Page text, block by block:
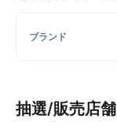
ブランド
抽選/販売店舗